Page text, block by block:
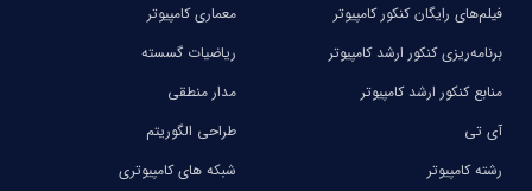
فیلم‌های رایگان کنکور کامپیوتر
برنامه‌ریزی کنکور ارشد کامپیوتر
منابع کنکور ارشد کامپیوتر
آی تی
رشته کامپیوتر
معماری کامپیوتر
ریاضیات گسسته
مدار منطقی
طراحی الگوریتم
شبکه های کامپیوتری